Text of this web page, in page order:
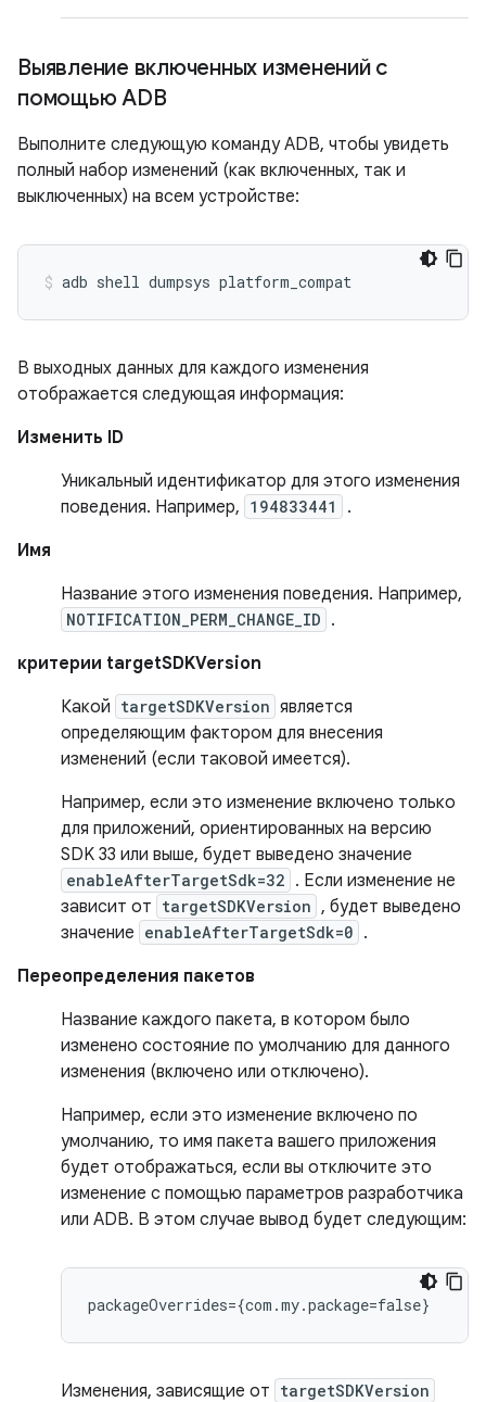
Выявление включенных изменений с
помощью ADB
Выполните следующую команду ADB, чтобы увидеть
полный набор изменений (как включенных, так и
выключенных) на всем устройстве:
В выходных данных для каждого изменения
отображается следующая информация:
Изменить ID
Уникальный идентификатор для этого изменения
поведения. Например, 194833441
.
Имя
Название этого изменения поведения. Например,
NOTIFICATION_PERM_CHANGE_ID .
критерии targetSDKVersion
Какой targetSDKVersion является
определяющим фактором для внесения
изменений (если таковой имеется).
Например, если это изменение включено только
для приложений, ориентированных на версию
SDK 33 или выше, будет выведено значение
enableAfterTargetSdk=32 . Если изменение не
зависит от targetSDKVersion , будет выведено
значение enableAfterTargetSdk=0 .
Переопределения пакетов
Название каждого пакета, в котором было
изменено состояние по умолчанию для данного
изменения (включено или отключено).
Например, если это изменение включено по
умолчанию, то имя пакета вашего приложения
будет отображаться, если вы отключите это
изменение с помощью параметров разработчика
или ADB. В этом случае вывод будет следующим:
Изменения, зависящие от targetSDKVersion